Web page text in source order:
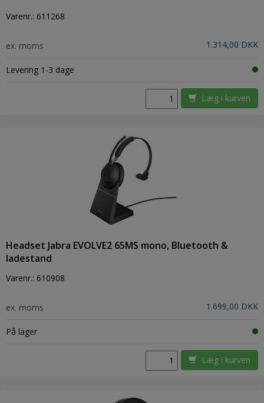
Varenr.: 611268
ex. moms 1.314,00 DKK
Levering 1-3 dage
Læg i kurven
Headset Jabra EVOLVE2 65MS mono, Bluetooth &
ladestand
Varenr.: 610908
ex. moms 1.699,00 DKK
På lager
Læg i kurven